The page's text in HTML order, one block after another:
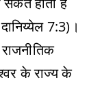
7:3)।
के राज्य के